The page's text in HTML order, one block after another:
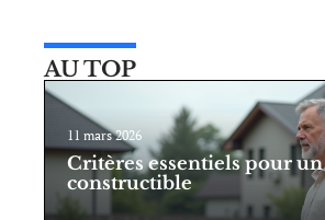
AU TOP
11 mars 2026
Critères essentiels pour
constructible